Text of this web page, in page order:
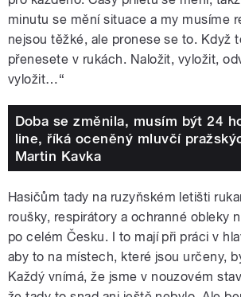
minutu se mění situace a my musíme
nejsou těžké, ale pronese se to. Když
přenesete v rukách. Naložit, vyložit,
vyložit…“
Doba se změnila, musím být 24
line, říká oceněný mluvčí
Martin Kavka
Hasičům tady na ruzyňském letišti
roušky, respirátory a ochranné obleky
po celém Česku. I to mají při práci v
aby to na místech, které jsou určeny,
Každý vnímá, že jsme v nouzovém